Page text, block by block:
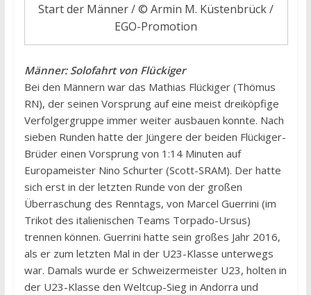
Start der Männer / © Armin M. Küstenbrück /
EGO-Promotion
Männer: Solofahrt von Flückiger
Bei den Männern war das Mathias Flückiger (Thömus
RN), der seinen Vorsprung auf eine meist dreiköpfige
Verfolgergruppe immer weiter ausbauen konnte. Nach
sieben Runden hatte der Jüngere der beiden Flückiger-
Brüder einen Vorsprung von 1:14 Minuten auf
Europameister Nino Schurter (Scott-SRAM). Der hatte
sich erst in der letzten Runde von der großen
Überraschung des Renntags, von Marcel Guerrini (im
Trikot des italienischen Teams Torpado-Ursus)
trennen können. Guerrini hatte sein großes Jahr 2016,
als er zum letzten Mal in der U23-Klasse unterwegs
war. Damals wurde er Schweizermeister U23, holten in
der U23-Klasse den Weltcup-Sieg in Andorra und